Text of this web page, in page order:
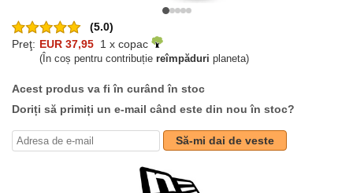
(5.0)
Preţ: EUR 37,95 1 x copac
(În coș pentru contribuție reîmpăduri planeta)
Acest produs va fi în curând în stoc
Doriți să primiți un e-mail când este din nou în stoc?
Să-mi dai de veste